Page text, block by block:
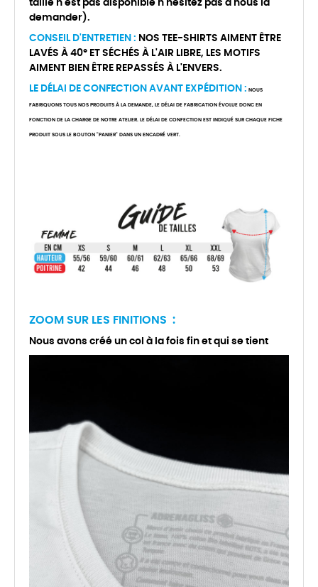
taille n'est pas disponible n'hésitez pas à nous la
demander).
CONSEIL D'ENTRETIEN : NOS TEE-SHIRTS AIMENT ÊTRE
LAVÉS À 40° ET SÉCHÉS À L'AIR LIBRE, LES MOTIFS
AIMENT BIEN ÊTRE REPASSÉS À L'ENVERS.
LE DÉLAI DE CONFECTION AVANT EXPÉDITION : NOUS
FABRIQUONS TOUS NOS PRODUITS À LA DEMANDE, LE DÉLAI DE FABRICATION ÉVOLUE DONC EN
FONCTION DE LA CHARGE DE NOTRE ATELIER. LE DÉLAI DE CONFECTION EST INDIQUÉ SUR CHAQUE FICHE
PRODUIT SOUS LE BOUTON "PANIER" DANS UN ENCADRÉ VERT.
ZOOM SUR LES FINITIONS :
Nous avons créé un col à la fois fin et qui se tient